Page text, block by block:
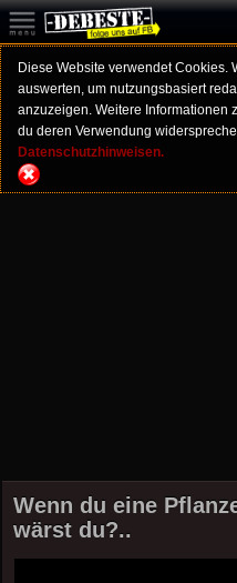
Diese Website verwendet Cookies.
auswerten, um nutzungsbasiert
anzuzeigen. Weitere Informationen
du deren Verwendung
Datenschutzhinweisen.
Wenn du eine
wärst du?..